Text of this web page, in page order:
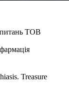
ТОВ
Treasure